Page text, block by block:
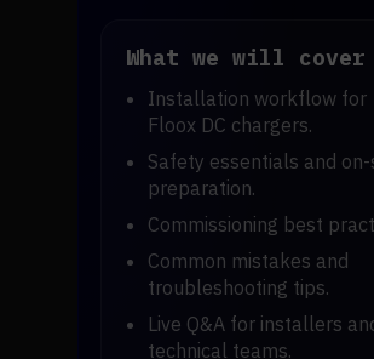
What we will cover
Installation workflow for
Floox DC chargers.
Safety essentials and
preparation.
Commissioning best
Common mistakes and
troubleshooting tips.
Live Q&A for installers
technical teams.